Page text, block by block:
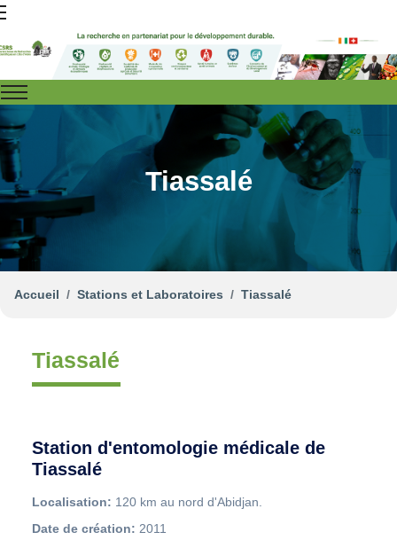
Tiassalé
Accueil Stations et Laboratoires Tiassalé
Tiassalé
Station d'entomologie médicale de
Tiassalé
Localisation: 120 km au nord d'Abidjan.
Date de création: 2011